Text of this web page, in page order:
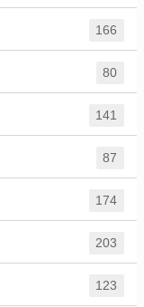
166
80
141
87
174
203
123